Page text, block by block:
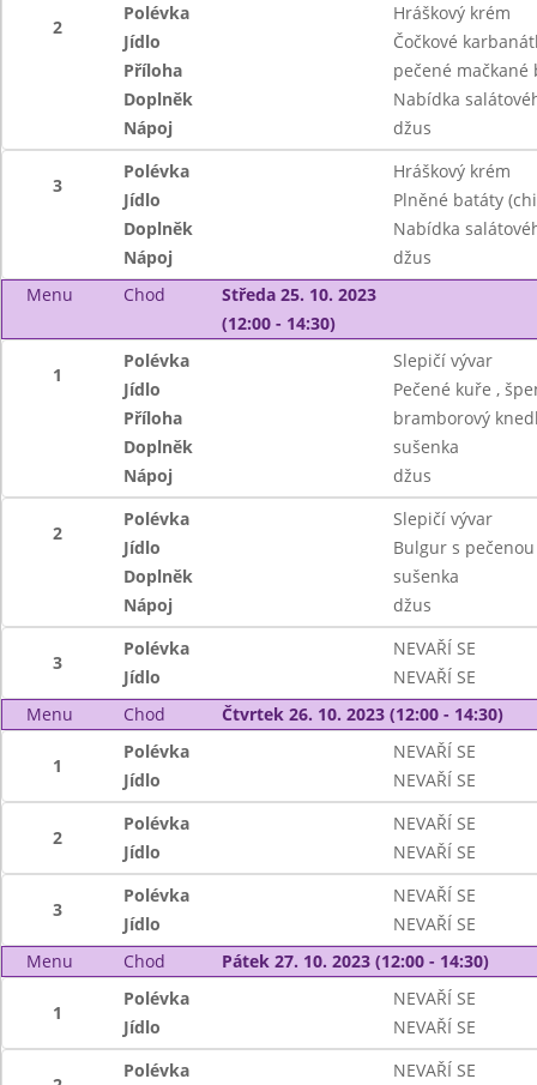
2
Polévka
Hráškový krém
Jídlo
Čočkové
Příloha
pečené
Doplněk
Nabídka
Nápoj
džus
3
Polévka
Hráškový krém
Jídlo
Plněné batáty
Doplněk
Nabídka
Nápoj
džus
Menu
Chod
Středa 25. 10. 2023
(12:00 - 14:30)
1
Polévka
Slepičí vývar
Jídlo
Pečené kuře ,
Příloha
bramborový
Doplněk
sušenka
Nápoj
džus
2
Polévka
Slepičí vývar
Jídlo
Bulgur s
Doplněk
sušenka
Nápoj
džus
3
Polévka
NEVAŘÍ SE
Jídlo
NEVAŘÍ SE
Menu
Chod Čtvrtek 26. 10. 2023 (12:00 - 14:30)
1
Polévka
NEVAŘÍ SE
Jídlo
NEVAŘÍ SE
2
Polévka
NEVAŘÍ SE
Jídlo
NEVAŘÍ SE
3
Polévka
NEVAŘÍ SE
Jídlo
NEVAŘÍ SE
Menu
Chod Pátek 27. 10. 2023 (12:00 - 14:30)
1
Polévka
NEVAŘÍ SE
Jídlo
NEVAŘÍ SE
Polévka NEVAŘÍ SE